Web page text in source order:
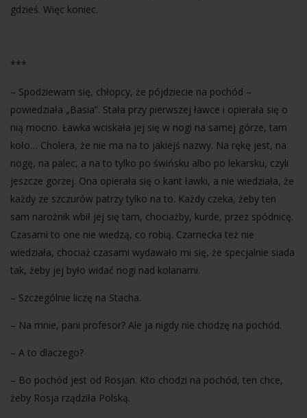
gdzieś. Więc koniec.
***
– Spodziewam się, chłopcy, że pójdziecie na pochód –
powiedziała „Basia”. Stała przy pierwszej ławce i opierała się o
nią mocno. Ławka wciskała jej się w nogi na samej górze, tam
koło… Cholera, że nie ma na to jakiejś nazwy. Na rękę jest, na
nogę, na palec, a na to tylko po świńsku albo po lekarsku, czyli
jeszcze gorzej. Ona opierała się o kant ławki, a nie wiedziała, że
każdy ze szczurów patrzy tylko na to. Każdy czeka, żeby ten
sam narożnik wbił jej się tam, chociażby, kurde, przez spódnicę.
Czasami to one nie wiedzą, co robią. Czarnecka też nie
wiedziała, chociaż czasami wydawało mi się, że specjalnie siada
tak, żeby jej było widać nogi nad kolanami.
– Szczególnie liczę na Stacha.
– Na mnie, pani profesor? Ale ja nigdy nie chodzę na pochód.
– A to dlaczego?
– Bo pochód jest od Rosjan. Kto chodzi na pochód, ten chce,
żeby Rosja rządziła Polską.